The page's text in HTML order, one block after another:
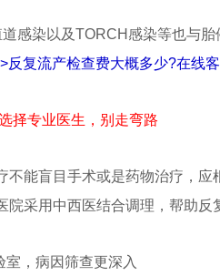
感染以及TORCH感染等也与
反复流产检查费大概多少?在线
择专业医生，别走弯路
不能盲目手术或是药物治疗，
院采用中西医结合调理，帮助反
室，病因筛查更深入